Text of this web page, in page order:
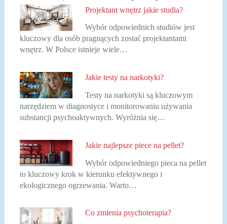
Projektant wnętrz jakie studia?
Wybór odpowiednich studiów jest
kluczowy dla osób pragnących zostać projektantami
wnętrz. W Polsce istnieje wiele…
Jakie testy na narkotyki?
Testy na narkotyki są kluczowym
narzędziem w diagnostyce i monitorowaniu używania
substancji psychoaktywnych. Wyróżnia się…
Jakie najlepsze piece na pellet?
Wybór odpowiedniego pieca na pellet
to kluczowy krok w kierunku efektywnego i
ekologicznego ogrzewania. Warto…
Co zmienia psychoterapia?